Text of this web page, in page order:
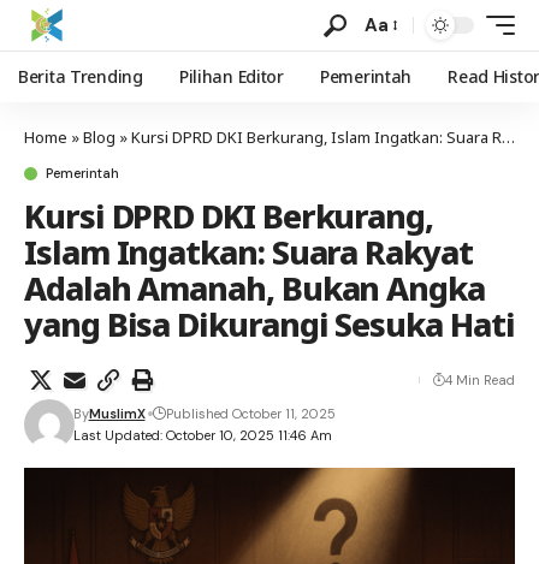
Aa
Berita Trending Pilihan Editor Pemerintah Read
Home »Blog »Kursi DPRD DKI Berkurang, Islam Ingatkan: Suara Rakyat Adalah Amanah, Bukan Angka yang Bisa Dikurangi Sesuka Hati
Pemerintah
Kursi DPRD DKI Berkurang,
Islam Ingatkan: Suara Rakyat
Adalah Amanah, Bukan Angka
yang Bisa Dikurangi Sesuka Hati
Last Updated: October 10, 2025 11:46 Am
ByMuslimX Published October 11, 2025
4 Min Read